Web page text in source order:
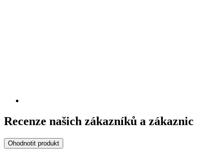
Recenze našich zákazníků a zákaznic
Ohodnotit produkt